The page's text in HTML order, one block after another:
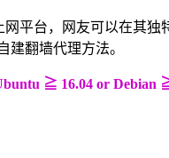
平台，网友可以在其
建翻墙代理方法。
≧ 16.04 or Debian